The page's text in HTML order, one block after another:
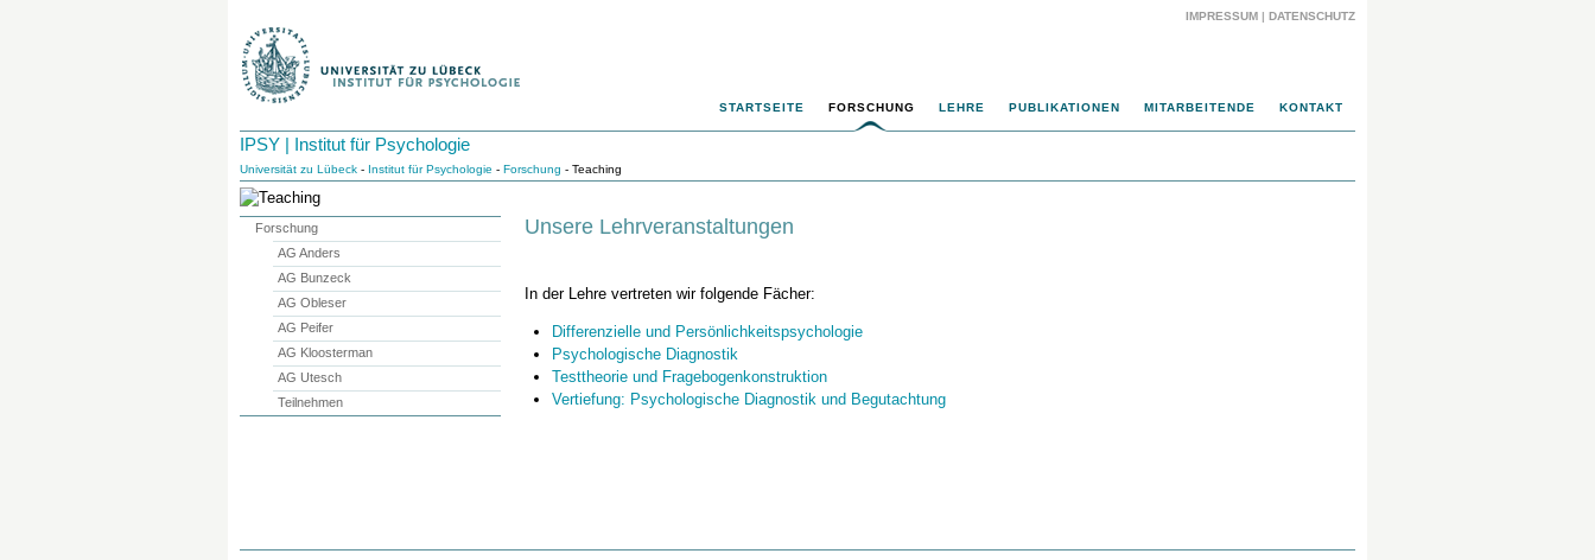
IMPRESSUM | DATENSCHUTZ
STARTSEITE FORSCHUNG LEHRE PUBLIKATIONEN MITARBEITENDE KONTAKT
IPSY | Institut für Psychologie
Universität zu Lübeck - Institut für Psychologie - Forschung - Teaching
Unsere Lehrveranstaltungen
In der Lehre vertreten wir folgende Fächer:
Differenzielle und Persönlichkeitspsychologie
Psychologische Diagnostik
Testtheorie und Fragebogenkonstruktion
Vertiefung: Psychologische Diagnostik und Begutachtung
Forschung
AG Anders
AG Bunzeck
AG Obleser
AG Peifer
AG Kloosterman
AG Utesch
Teilnehmen